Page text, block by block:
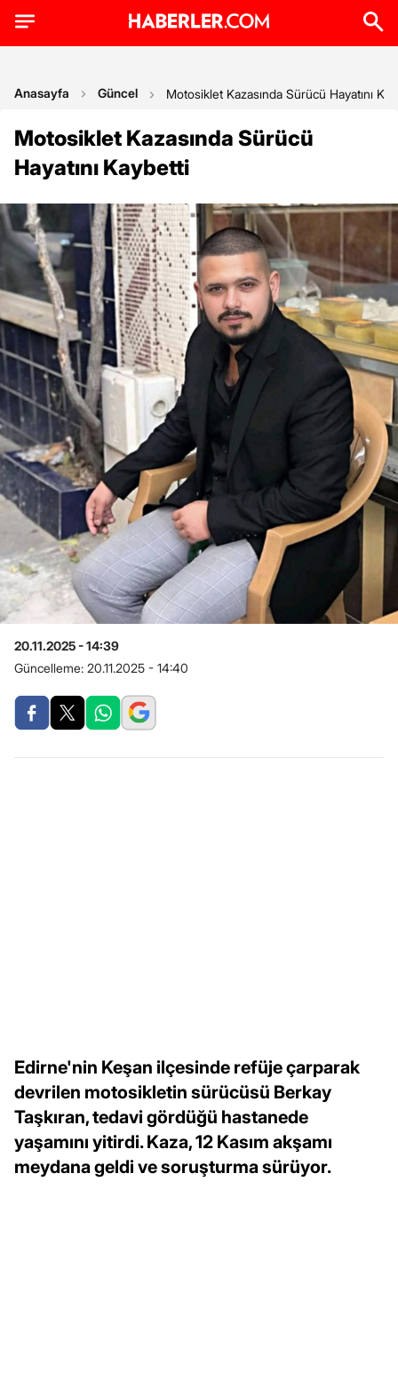
Anasayfa Güncel Motosiklet Kazasında Sürücü Hayatını
Motosiklet Kazasında Sürücü
Hayatını Kaybetti
20.11.2025 - 14:39
Güncelleme: 20.11.2025 - 14:40
Edirne'nin Keşan ilçesinde refüje çarparak
devrilen motosikletin sürücüsü Berkay
Taşkıran, tedavi gördüğü hastanede
yaşamını yitirdi. Kaza, 12 Kasım akşamı
meydana geldi ve soruşturma sürüyor.